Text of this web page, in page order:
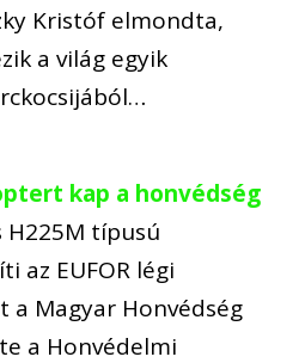
Kristóf elmondta,
a világ egyik
kap a honvédség
H225M típusú
az EUFOR légi
a Magyar Honvédség
a Honvédelmi